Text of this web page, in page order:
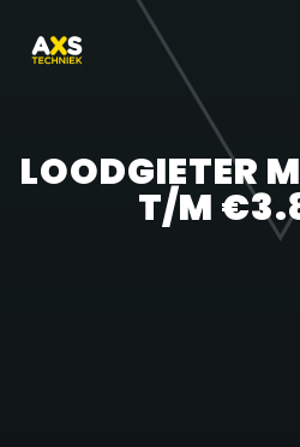
LOODGIETER
T/M